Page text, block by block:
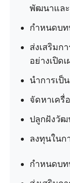
พัฒนาและ
กำหนดบ
ส่งเสริมก
อย่างเปิดเ
นำการเป็
จัดหาเครื่
ปลูกฝังวัฒ
ลงทุนในก
กำหนดบ